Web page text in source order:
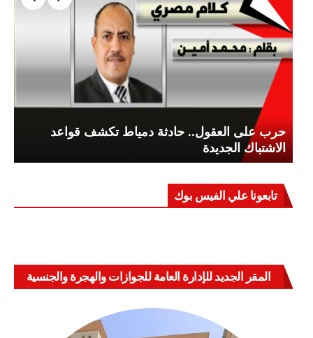
حرب على العقول.. حادثة دمياط تكشف قواعد
الاشتباك الجديدة
تابعونا علي الفيس بوك
المقر الجديد للإدارة العامة للجوازات والهجرة والجنسية